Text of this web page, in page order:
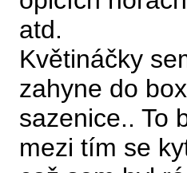
atd.
Květináčky
zahyne do
sazenice.. To
mezi tím se